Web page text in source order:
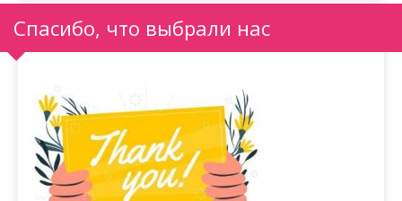
Спасибо, что выбрали нас